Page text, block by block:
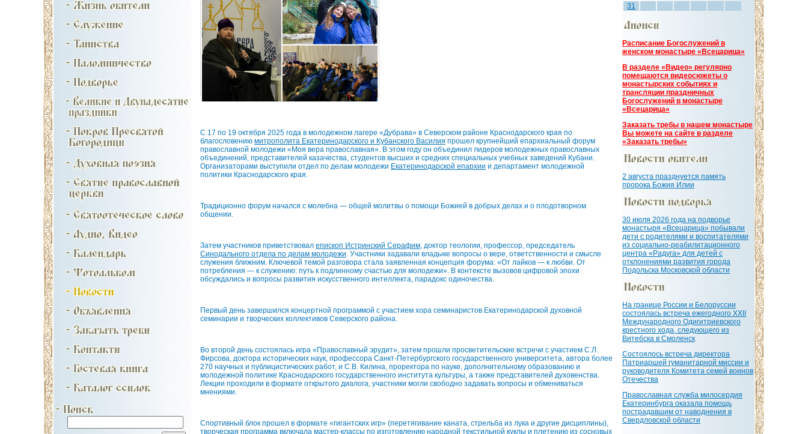
С 17 по 19 октября 2025 года в молодежном лагере «Дубрава» в Северском районе Краснодарского края по
благословению митрополита Екатеринодарского и Кубанского Василия прошел крупнейший епархиальный форум
православной молодежи «Моя вера православная». В этом году он объединил лидеров молодежных православных
объединений, представителей казачества, студентов высших и средних специальных учебных заведений Кубани.
Организаторами выступили отдел по делам молодежи Екатеринодарской епархии и департамент молодежной
политики Краснодарского края.
Традиционно форум начался с молебна — общей молитвы о помощи Божией в добрых делах и о плодотворном
общении.
Затем участников приветствовал епископ Истринский Серафим , доктор теологии, профессор, председатель
Синодального отдела по делам молодежи . Участники задавали владыке вопросы о вере, ответственности и смысле
служения ближним. Ключевой темой разговора стала заявленная концепция форума: «От лайков — к любви. От
потребления — к служению: путь к подлинному счастью для молодежи». В контексте вызовов цифровой эпохи
обсуждались и вопросы развития искусственного интеллекта, парадокс одиночества.
Первый день завершился концертной программой с участием хора семинаристов Екатеринодарской духовной
семинарии и творческих коллективов Северского района.
Во второй день состоялась игра «Православный эрудит», затем прошли просветительские встречи с участием С.Л.
Фирсова, доктора исторических наук, профессора Санкт-Петербургского государственного университета, автора более
270 научных и публицистических работ, и С.В. Килина, проректора по науке, дополнительному образованию и
молодежной политике Краснодарского государственного института культуры, а также представителей духовенства.
Лекции проходили в формате открытого диалога, участники могли свободно задавать вопросы и обмениваться
мнениями.
Спортивный блок прошел в формате «гигантских игр» (перетягивание каната, стрельба из лука и другие дисциплины),
творческая программа включала мастер-классы по изготовлению народной текстильной куклы и плетению из сосновых
31
Расписание Богослужений в
женском монастыре «Всецарица»
В разделе «Видео» регулярно
помещаются видеосюжеты о
монастырских событиях и
трансляции праздничных
Богослужений в монастыре
«Всецарица»
Заказать требы в нашем монастыре
Вы можете на сайте в разделе
«Заказать требы»
2 августа празднуется память
пророка Божия Илии
30 июля 2026 года на подворье
монастыря «Всецарица» побывали
дети с родителями и воспитателями
из социально-реабилитационного
центра «Радуга» для детей с
отклонениями развития города
Подольска Московской области
На границе России и Белоруссии
состоялась встреча ежегодного XXII
Международного Одигитриевского
крестного хода, следующего из
Витебска в Смоленск
Состоялось встреча директора
Патриаршей гуманитарной миссии и
руководителя Комитета семей воинов
Отечества
Православная служба милосердия
Екатеринбурга оказала помощь
пострадавшим от наводнения в
Свердловской области